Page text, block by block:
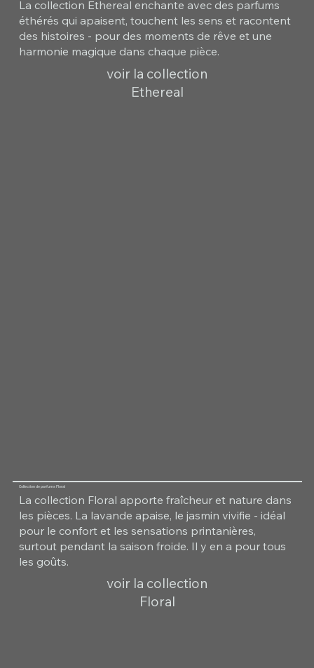
La collection Ethereal enchante avec des parfums
éthérés qui apaisent, touchent les sens et racontent
des histoires - pour des moments de rêve et une
harmonie magique dans chaque pièce.
voir la collection
Ethereal
Collection de parfums Floral
La collection Floral apporte fraîcheur et nature dans
les pièces. La lavande apaise, le jasmin vivifie - idéal
pour le confort et les sensations printanières,
surtout pendant la saison froide. Il y en a pour tous
les goûts.
voir la collection
Floral